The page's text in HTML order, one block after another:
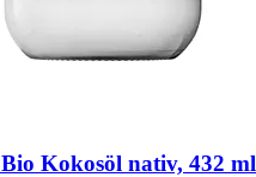
Bio Kokosöl nativ, 432 ml